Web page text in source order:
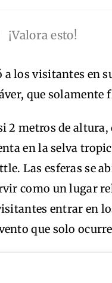
¡Valora esto!
los visitantes en
que solamente
2 metros de
en la selva
Las esferas se
como un lugar
entrar en
que solo